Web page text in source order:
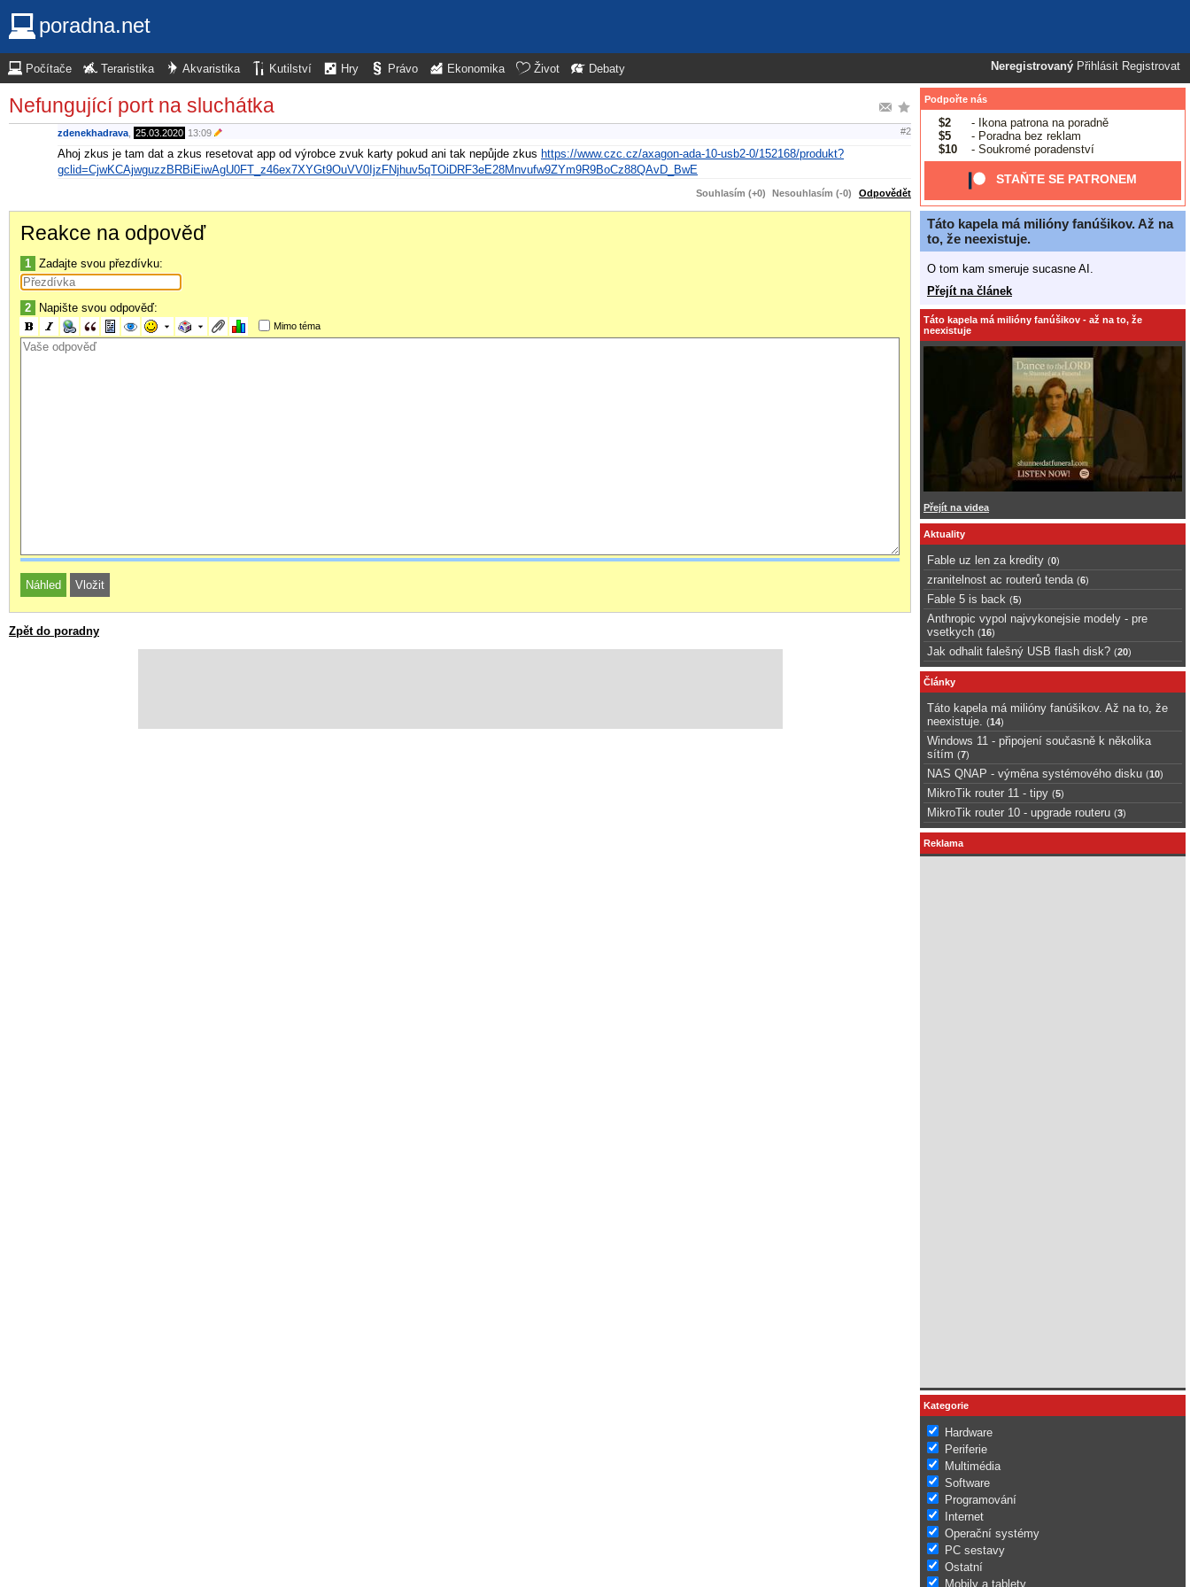
poradna.net
Neregistrovaný Přihlásit Registrovat
Počítače Teraristika Akvaristika Kutilství Hry Právo Ekonomika Život Debaty
Nefungující port na sluchátka
zdenekhadrava 25.03.2020 13:09 #2
Ahoj zkus je tam dat a zkus resetovat app od výrobce zvuk karty pokud ani tak nepůjde zkus https://www.czc.cz/axagon-ada-10-usb2-0/152168/produkt?
gclid=CjwKCAjwguzzBRBiEiwAgU0FT_z46ex7XYGt9OuVV0IjzFNjhuv5qTOiDRF3eE28Mnvufw9ZYm9R9BoCz88QAvD_BwE
Souhlasím (+0) Nesouhlasím (-0) Odpovědět
Reakce na odpověď
1 Zadajte svou přezdívku:
2 Napište svou odpověď:
Mimo téma
Zpět do poradny
Podpořte nás
$2
- Ikona patrona na poradně
$5
- Poradna bez reklam
$10
- Soukromé poradenství
STAŇTE SE PATRONEM
Táto kapela má milióny fanúšikov. Až na
to, že neexistuje.
O tom kam smeruje sucasne AI.
Přejít na článek
Táto kapela má milióny fanúšikov - až na to, že
neexistuje
Přejít na videa
Aktuality
Fable uz len za kredity (0)
zranitelnost ac routerů tenda (6)
Fable 5 is back (5)
Anthropic vypol najvykonejsie modely - pre
vsetkych (16)
Jak odhalit falešný USB flash disk? (20)
Články
Táto kapela má milióny fanúšikov. Až na to, že
neexistuje.
(14)
Windows 11 - připojení současně k několika
sítím (7)
NAS QNAP - výměna systémového disku (10)
MikroTik router 11 - tipy (5)
MikroTik router 10 - upgrade routeru (3)
Reklama
Kategorie
Hardware
Periferie
Multimédia
Software
Programování
Internet
Operační systémy
PC sestavy
Ostatní
Mobily a tablety